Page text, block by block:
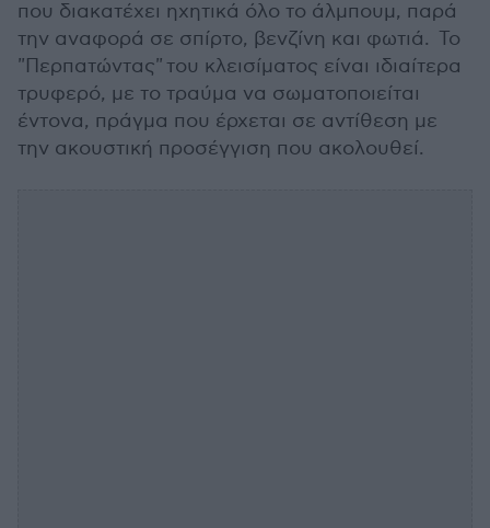
που διακατέχει ηχητικά όλο το άλμπουμ, παρά
την αναφορά σε σπίρτο, βενζίνη και φωτιά. Το
"Περπατώντας" του κλεισίματος είναι ιδιαίτερα
τρυφερό, με το τραύμα να σωματοποιείται
έντονα, πράγμα που έρχεται σε αντίθεση με
την ακουστική προσέγγιση που ακολουθεί.